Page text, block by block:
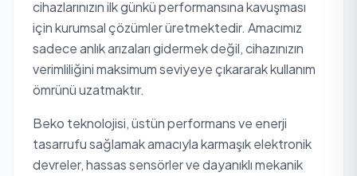
cihazlarınızın ilk günkü performansına kavuşması
için kurumsal çözümler üretmektedir. Amacımız
sadece anlık arızaları gidermek değil, cihazınızın
verimliliğini maksimum seviyeye çıkararak kullanım
ömrünü uzatmaktır.
Beko teknolojisi, üstün performans ve enerji
tasarrufu sağlamak amacıyla karmaşık elektronik
devreler, hassas sensörler ve dayanıklı mekanik